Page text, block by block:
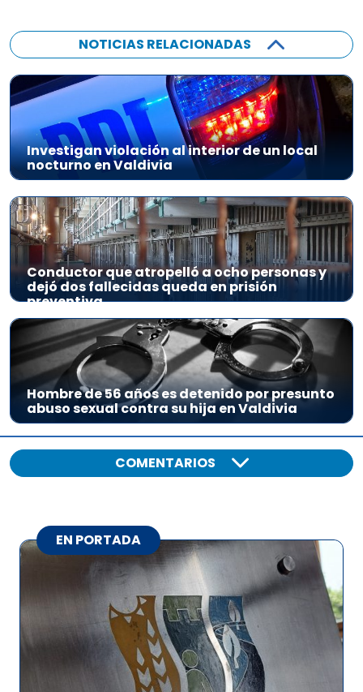
NOTICIAS RELACIONADAS
Investigan violación al interior de un local
nocturno en Valdivia
Conductor que atropelló a ocho personas y
dejó dos fallecidas queda en prisión
preventiva
Hombre de 56 años es detenido por presunto
abuso sexual contra su hija en Valdivia
COMENTARIOS
EN PORTADA